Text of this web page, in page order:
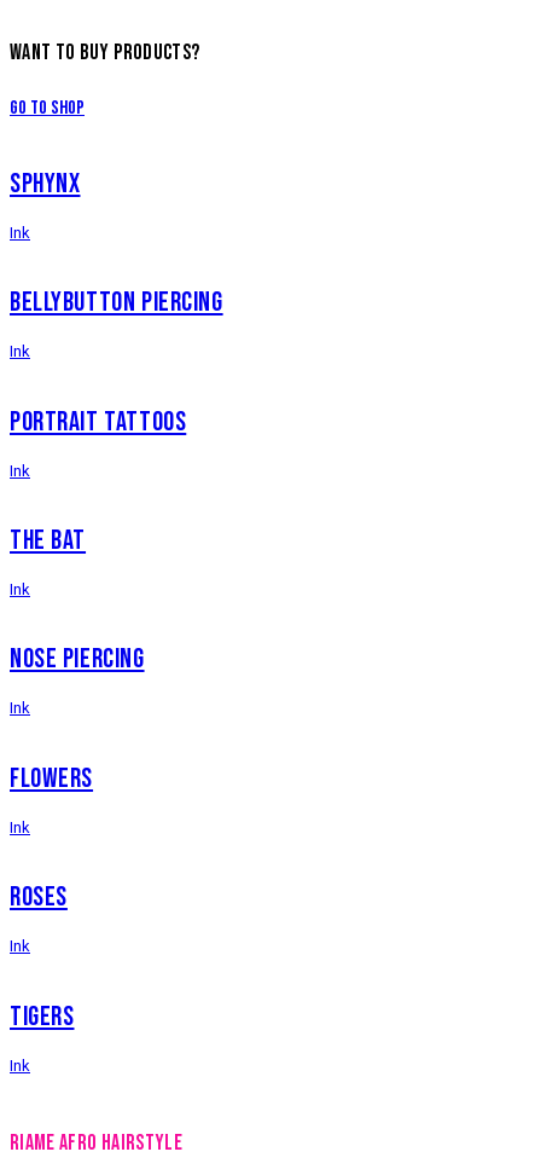
WANT TO BUY PRODUCTS?
Go to Shop
SPHYNX
Ink
BELLYBUTTON PIERCING
Ink
PORTRAIT TATTOOS
Ink
THE BAT
Ink
NOSE PIERCING
Ink
FLOWERS
Ink
ROSES
Ink
TIGERS
Ink
RIAME AFRO HAIRSTYLE